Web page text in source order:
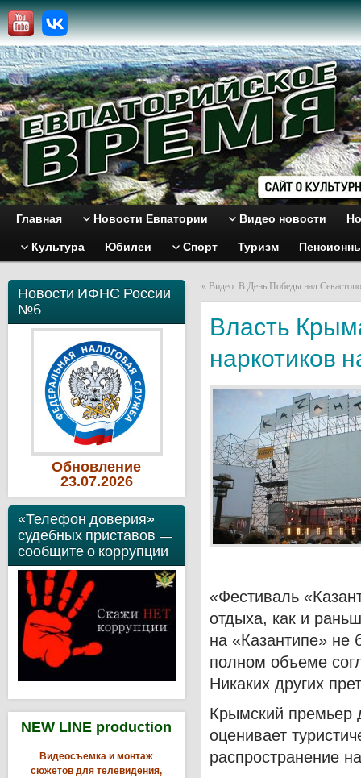
Главная Новости Евпатории Видео новости
Культура Юбилеи Спорт Туризм
Новости ИФНС России
№6
Обновление
23.07.2026
«Телефон доверия»
судебных приставов —
сообщите о коррупции
NEW LINE production
Видеосъемка и монтаж
сюжетов для телевидения,
« Видео: В День Победы над
Власть
наркотиков
«Фестиваль
отдыха, как и
на «Казантипе» не
полном объеме
Никаких других
Крымский премьер
оценивает
распространение